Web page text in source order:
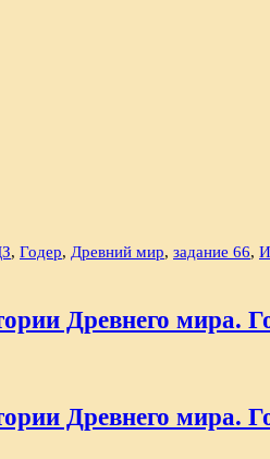
, Годер, Древний мир, задание 66,
Древнего мира.
Древнего мира.